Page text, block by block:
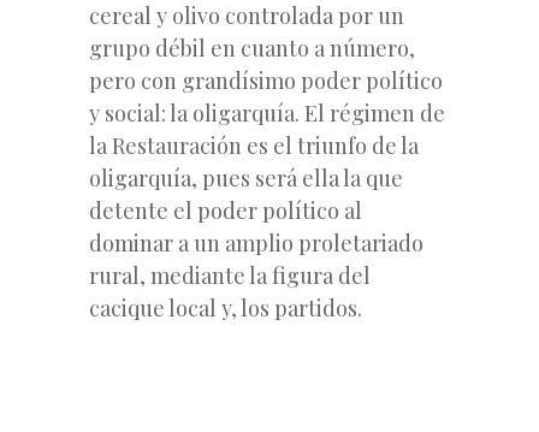
cereal y olivo controlada por un
grupo débil en cuanto a número,
pero con grandísimo poder político
y social: la oligarquía. El régimen de
la Restauración es el triunfo de la
oligarquía, pues será ella la que
detente el poder político al
dominar a un amplio proletariado
rural, mediante la figura del
cacique local y, los partidos.